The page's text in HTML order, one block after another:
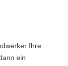
Ihre
ein